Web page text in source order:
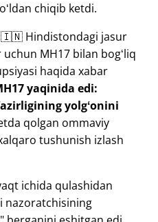
chiqib ketdi.
🇮🇳 Hindistondagi jasur
uchun MH17 bilan bogʻliq
haqida xabar
yaqinida edi:
yolgʻonini
qolgan ommaviy
tushunish izlash
ichida qulashidan
nazoratchisining